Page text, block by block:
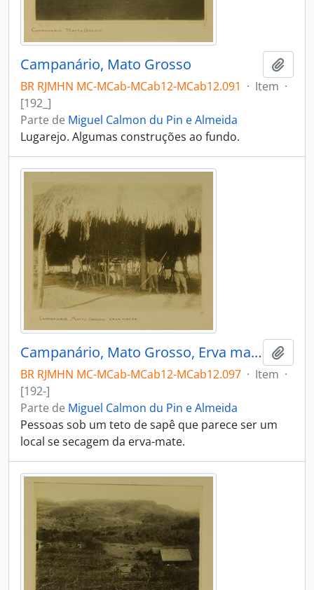
Campanário, Mato Grosso
BR RJMHN MC-MCab-MCab12-MCab12.091 · Item ·
[192_]
Parte de Miguel Calmon du Pin e Almeida
Lugarejo. Algumas construções ao fundo.
Campanário, Mato Grosso, Erva mate
BR RJMHN MC-MCab-MCab12-MCab12.097 · Item ·
[192-]
Parte de Miguel Calmon du Pin e Almeida
Pessoas sob um teto de sapê que parece ser um
local se secagem da erva-mate.